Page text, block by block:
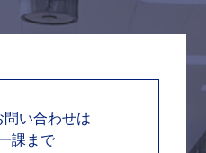
い合わせは
課まで